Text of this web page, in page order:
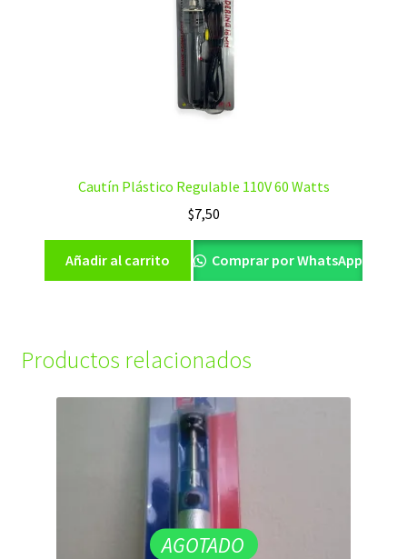
Cautín Plástico Regulable 110V 60 Watts
$7,50
Añadir al carrito Comprar por WhatsApp
Productos relacionados
AGOTADO